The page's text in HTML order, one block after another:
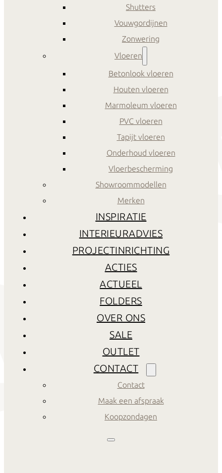
Shutters
Vouwgordijnen
Zonwering
Vloeren
Betonlook vloeren
Houten vloeren
Marmoleum vloeren
PVC vloeren
Tapijt vloeren
Onderhoud vloeren
Vloerbescherming
Showroommodellen
Merken
INSPIRATIE
INTERIEURADVIES
PROJECTINRICHTING
ACTIES
ACTUEEL
FOLDERS
OVER ONS
SALE
OUTLET
CONTACT
Contact
Maak een afspraak
Koopzondagen